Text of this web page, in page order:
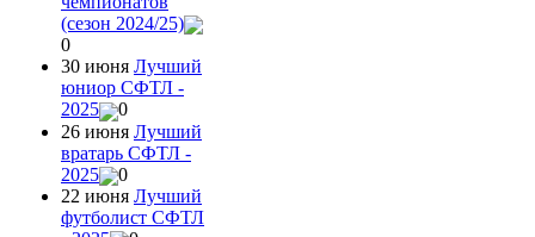
(сезон 2024/25)
0
30 июня Лучший
юниор СФТЛ -
2025
0
26 июня Лучший
вратарь СФТЛ -
2025
0
22 июня Лучший
футболист СФТЛ